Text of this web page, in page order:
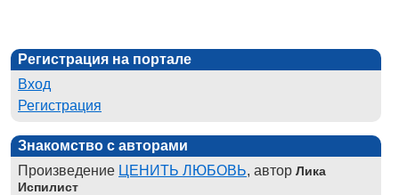
Регистрация на портале
Вход
Регистрация
Знакомство с авторами
Произведение ЦЕНИТЬ ЛЮБОВЬ, автор Лика
Испилист